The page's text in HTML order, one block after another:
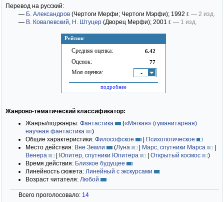
Рейтинг
Средняя оценка: 6.42
Оценок: 77
Моя оценка: -
подробнее
Перевод на русский:
— Б. Александров (Чертоги Мерфи; Чертоги Мэрфи); 1992 г. — 2 изд.
— В. Ковалевский, Н. Штуцер (Дворец Мерфи); 2001 г. — 1 изд.
Жанрово-тематический классификатор:
Жанры/поджанры: Фантастика («Мягкая» (гуманитарная)
научная фантастика
)
Общие характеристики: Философское | Психологическое
Место действия: Вне Земли (Луна | Марс, спутники Марса
|
Венера
| Юпитер, спутники Юпитера | Открытый космос
)
Время действия: Близкое будущее
Линейность сюжета: Линейный с экскурсами
Возраст читателя: Любой
Всего проголосовало: 14